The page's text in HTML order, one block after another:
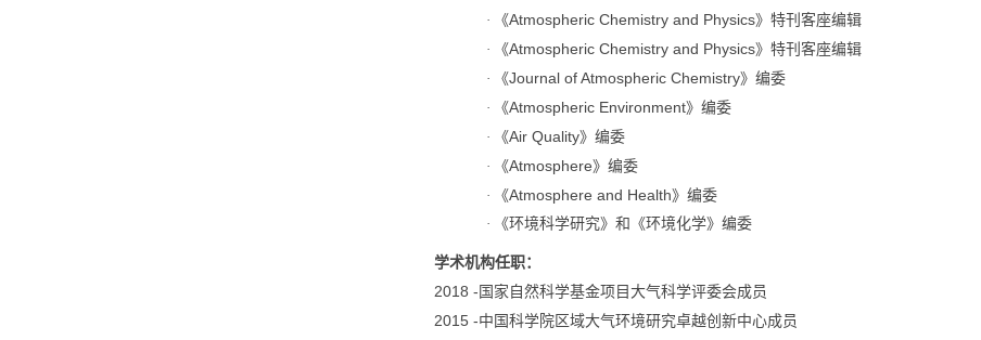
·
《Atmospheric Chemistry and Physics》特刊客座编辑
·
《Atmospheric Chemistry and Physics》特刊客座编辑
·
《Journal of Atmospheric Chemistry》编委
·
《Atmospheric Environment》编委
·
《Air Quality》编委
·
《Atmosphere》编委
·
《Atmosphere and Health》编委
·
《环境科学研究》和《环境化学》编委
学术机构任职：
2018 - 国家自然科学基金项目大气科学评委会成员
2015 -中国科学院区域大气环境研究卓越创新中心成员